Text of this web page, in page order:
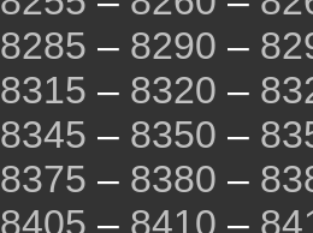
8285 – 8290 –
8315 – 8320 –
8345 – 8350 –
8375 – 8380 –
8405 – 8410 –